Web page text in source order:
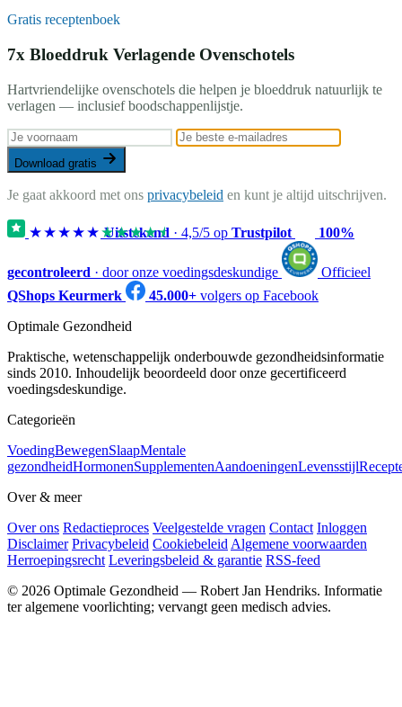
Gratis receptenboek
7x Bloeddruk Verlagende Ovenschotels
Hartvriendelijke ovenschotels die helpen je bloeddruk natuurlijk te
verlagen — inclusief boodschappenlijstje.
Download gratis
Je gaat akkoord met ons privacybeleid en kunt je altijd uitschrijven.
★★★★★★★★★★
Uitstekend · 4,5/5 op Trustpilot 100%
gecontroleerd · door onze voedingsdeskundige
Officieel
QShops Keurmerk
45.000+ volgers op Facebook
Optimale Gezondheid
Praktische, wetenschappelijk onderbouwde gezondheidsinformatie
sinds 2010. Inhoudelijk beoordeeld door onze gecertificeerd
voedingsdeskundige.
Categorieën
VoedingBewegenSlaapMentale
gezondheidHormonenSupplementenAandoeningenLevensstijl
Over & meer
Over ons Redactieproces Veelgestelde vragen Contact Inloggen
Disclaimer Privacybeleid Cookiebeleid Algemene voorwaarden
Herroepingsrecht Leveringsbeleid & garantie RSS-feed
© 2026 Optimale Gezondheid — Robert Jan Hendriks. Informatie
ter algemene voorlichting; vervangt geen medisch advies.